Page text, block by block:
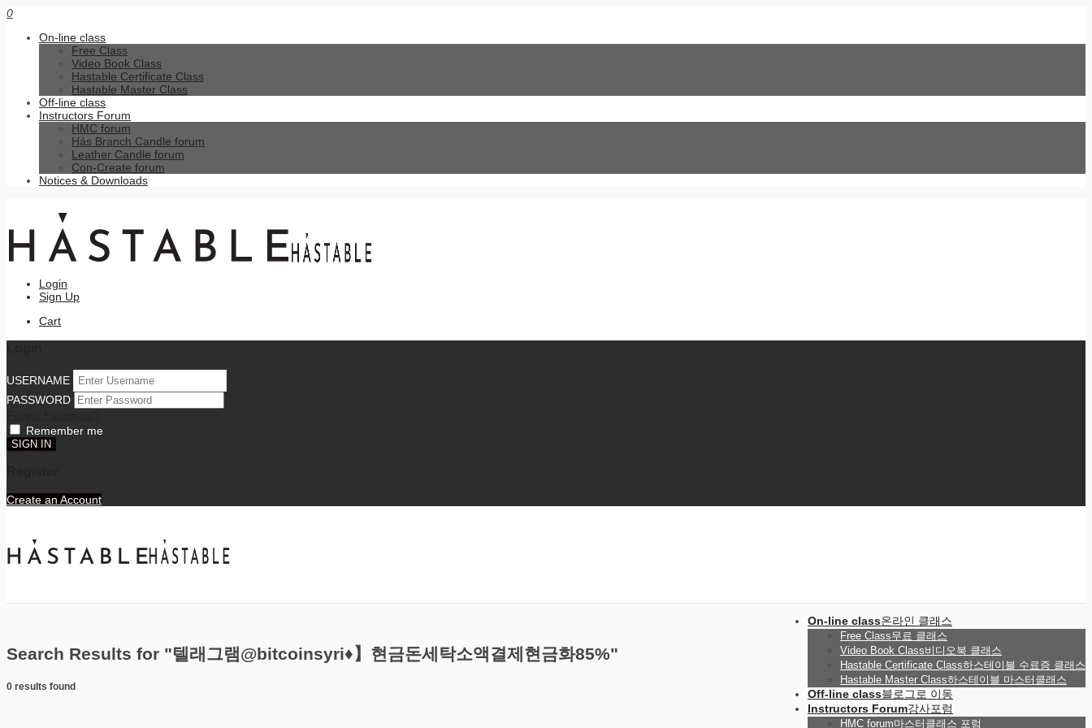
0
On-line class
Free Class
Video Book Class
Hastable Certificate Class
Hastable Master Class
Off-line class
Instructors Forum
HMC forum
Hás Branch Candle forum
Leather Candle forum
Con-Create forum
Notices & Downloads
Login
Sign Up
Cart
USERNAME
PASSWORD
Remember me
Create an Account
On-line class온라인 클래스
Free Class무료 클래스
Video Book Class비디오북 클래스
Hastable Certificate Class하스테이블 수료증 클래스
Hastable Master Class하스테이블 마스터클래스
Off-line class블로그로 이동
Instructors Forum강사포럼
HMC forum마스터클래스 포럼
Search Results for "텔래그램@bitcoinsyri♦】현금돈세탁소액결제현금화85%"
0 results found